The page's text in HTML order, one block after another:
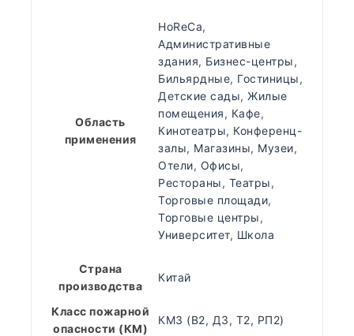
Область
применения
HoReCa,
Административные
здания, Бизнес-центры,
Бильярдные, Гостиницы,
Детские сады, Жилые
помещения, Кафе,
Кинотеатры, Конференц-
залы, Магазины, Музеи,
Отели, Офисы,
Рестораны, Театры,
Торговые площади,
Торговые центры,
Университет, Школа
Страна
производства
Китай
Класс пожарной
опасности (КМ)
КМ3 (В2, Д3, Т2, РП2)